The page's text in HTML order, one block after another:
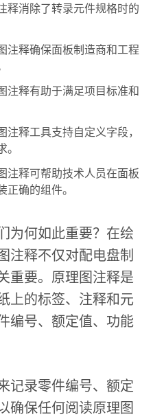
释消除了转录元件规格时的
注释确保面板制造商和工程
注释有助于满足项目标准和
注释工具支持自定义字段，
注释可帮助技术人员在面板
确的组件。
为何如此重要？在绘
注释不仅对配电盘制
重要。原理图注释是
上的标签、注释和元
编号、额定值、功能
记录零件编号、额定
确保任何阅读原理图